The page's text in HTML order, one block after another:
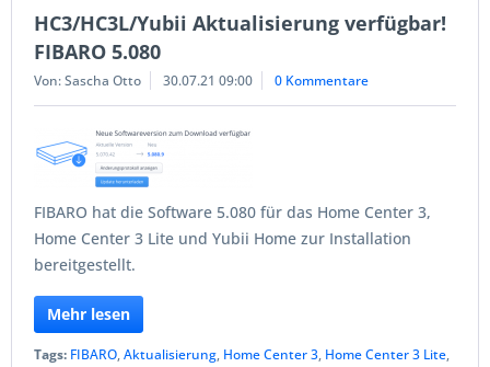
HC3/HC3L/Yubii Aktualisierung verfügbar!
FIBARO 5.080
Von: Sascha Otto 30.07.21 09:00 0 Kommentare
FIBARO hat die Software 5.080 für das Home Center 3,
Home Center 3 Lite und Yubii Home zur Installation
bereitgestellt.
Mehr lesen
Tags: FIBARO,Aktualisierung, Home Center 3, Home Center 3 Lite,